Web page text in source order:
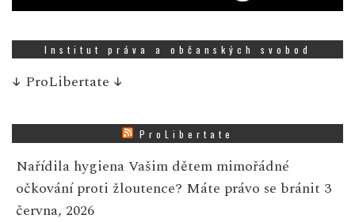
Institut práva a občanských svobod
↓ ProLibertate ↓
ProLibertate
Nařídila hygiena Vašim dětem mimořádné
očkování proti žloutence? Máte právo se bránit 3
června, 2026